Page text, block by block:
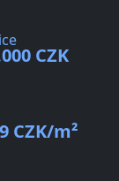
CZK
CZK/m²